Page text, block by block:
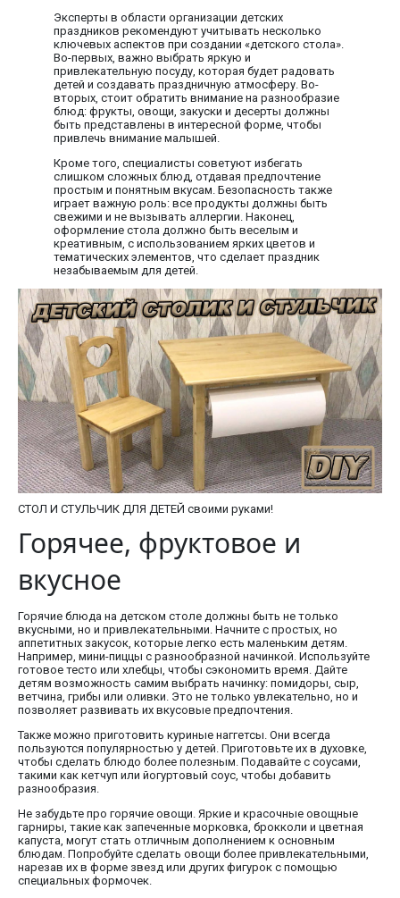
Эксперты в области организации детских
праздников рекомендуют учитывать несколько
ключевых аспектов при создании «детского стола».
Во-первых, важно выбрать яркую и
привлекательную посуду, которая будет радовать
детей и создавать праздничную атмосферу. Во-
вторых, стоит обратить внимание на разнообразие
блюд: фрукты, овощи, закуски и десерты должны
быть представлены в интересной форме, чтобы
привлечь внимание малышей.
Кроме того, специалисты советуют избегать
слишком сложных блюд, отдавая предпочтение
простым и понятным вкусам. Безопасность также
играет важную роль: все продукты должны быть
свежими и не вызывать аллергии. Наконец,
оформление стола должно быть веселым и
креативным, с использованием ярких цветов и
тематических элементов, что сделает праздник
незабываемым для детей.
СТОЛ И СТУЛЬЧИК ДЛЯ ДЕТЕЙ своими руками!
Горячее, фруктовое и
вкусное
Горячие блюда на детском столе должны быть не только
вкусными, но и привлекательными. Начните с простых, но
аппетитных закусок, которые легко есть маленьким детям.
Например, мини-пиццы с разнообразной начинкой. Используйте
готовое тесто или хлебцы, чтобы сэкономить время. Дайте
детям возможность самим выбрать начинку: помидоры, сыр,
ветчина, грибы или оливки. Это не только увлекательно, но и
позволяет развивать их вкусовые предпочтения.
Также можно приготовить куриные наггетсы. Они всегда
пользуются популярностью у детей. Приготовьте их в духовке,
чтобы сделать блюдо более полезным. Подавайте с соусами,
такими как кетчуп или йогуртовый соус, чтобы добавить
разнообразия.
Не забудьте про горячие овощи. Яркие и красочные овощные
гарниры, такие как запеченные морковка, брокколи и цветная
капуста, могут стать отличным дополнением к основным
блюдам. Попробуйте сделать овощи более привлекательными,
нарезав их в форме звезд или других фигурок с помощью
специальных формочек.